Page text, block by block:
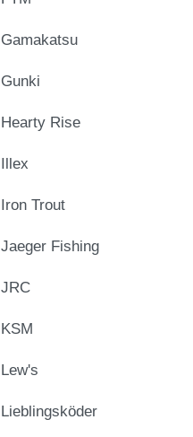
Gamakatsu
Gunki
Hearty Rise
Illex
Iron Trout
Jaeger Fishing
JRC
KSM
Lew's
Lieblingsköder